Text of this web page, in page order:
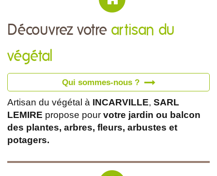
Découvrez votre artisan du
végétal
Qui sommes-nous ?
Artisan du végétal à INCARVILLE, SARL
LEMIRE propose pour votre jardin ou balcon
des plantes, arbres, fleurs, arbustes et
potagers.